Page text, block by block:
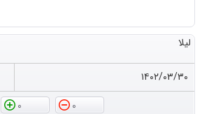
لیلا
۱۴۰۲/۰۳/۳۰
0
0